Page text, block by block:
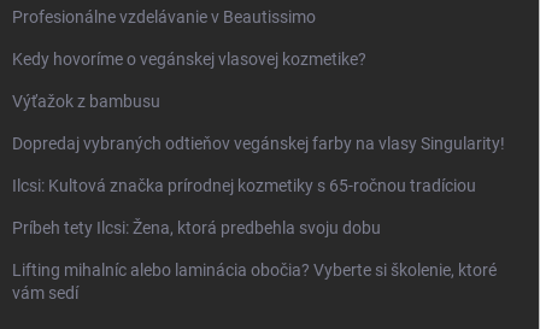
Profesionálne vzdelávanie v Beautissimo
Kedy hovoríme o vegánskej vlasovej kozmetike?
Výťažok z bambusu
Dopredaj vybraných odtieňov vegánskej farby na vlasy Singularity!
Ilcsi: Kultová značka prírodnej kozmetiky s 65-ročnou tradíciou
Príbeh tety Ilcsi: Žena, ktorá predbehla svoju dobu
Lifting mihalníc alebo laminácia obočia? Vyberte si školenie, ktoré
vám sedí